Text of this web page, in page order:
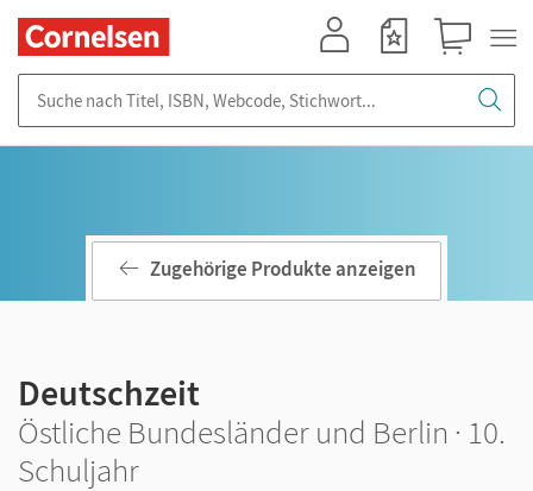
Zugehörige Produkte anzeigen
Deutschzeit
Östliche Bundesländer und Berlin · 10.
Schuljahr